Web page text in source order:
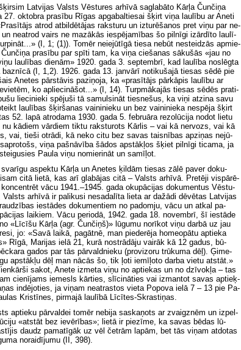
Lat­vi­jas Valsts Vēs­tu­res ar­hī­vā sa­gla­bā­to Kār­ļa Čun­či­ņa
27. ok­tob­ra pra­sī­bu Rī­gas ap­ga­bal­tie­sai šķirt vi­ņa lau­lī­bu ar Ane­ti
at­rod at­bil­dē­tā­jas rak­stu­ru un iz­tu­rē­ša­nos pret vi­ņu par ne­
un ne­at­rod vairs ne ma­zā­kās ie­spē­ja­mī­bas šo pil­nī­gi iz­ār­dī­to lau­lī­
(I, 1; (1)). To­mēr ne­ie­jū­tī­gā tie­sa ne­būt ne­stei­dzās ap­mie­
pra­sī­bu par spī­ti tam, ka vi­ņa cie­ša­nas sā­ku­šās «jau no
lau­lī­bas die­nām» 1920. ga­da 3. sep­tem­brī, kad lau­lī­ba no­slēg­ta
baz­nī­cā (I, 1,2). 1926. ga­da 13. jan­vā­rī no­ti­ku­ša­jā tie­sas sē­dē pie
Ane­tes pār­stā­vis pa­zi­ņo­ja, ka «pra­sī­tājs pār­kā­pis lau­lī­bu ar
ko ap­lie­ci­nā­šot...» (I, 14). Turp­mā­ka­jās tie­sas sē­dēs pra­ti­
lie­ci­nie­ki spē­ju­ši tā sa­mul­si­nāt ties­ne­šus, ka vi­ņi at­zi­na sa­vu
lau­lī­bas šķir­ša­nas vai­ni­nie­ku un bez vai­ni­nie­ka ne­spē­ja šķirt
52. la­pā at­ro­da­ma 1930. ga­da 5. feb­ru­āra re­zo­lū­ci­ja no­dot lie­tu
nu kā­diem vār­diem tik­tu rak­stu­rots Kār­lis – vai kā ner­vozs, vai kā
vai, tie­ši ot­rā­di, kā ne­ko ci­tu bez sa­vas tais­nī­bas ap­zi­ņas ne­jū­
vi­ņa paš­nā­vī­ba šā­dos ap­stāk­ļos šķiet pil­nī­gi ti­ca­ma, ja
Pa­ula vi­ņu no­mie­ri­nāt un sa­mī­ļot.
sva­rī­gu as­pek­tu Kār­ļa un Ane­tes ķil­dām tie­sas zā­lē pa­ver do­ku­
ci­tā lie­tā, kas arī gla­bā­jas ci­tā – Valsts ar­hī­vā. Pre­tē­ji vis­pā­rē­
vā­cu 1941.–1945. ga­da oku­pā­ci­jas do­ku­men­tus Vēs­tu­
Valsts ar­hī­vā ir pa­li­ku­si ne­sa­da­lī­ta lie­ta ar da­žā­di dē­vē­tas Lat­vi­jas
ie­stā­des do­ku­men­tiem no pa­dom­ju, vā­cu un at­kal pa­
lai­kiem. Vā­cu pe­ri­odā, 1942. ga­da 18. no­vem­brī, šī ie­stā­de
«Lī­cī­šu Kār­ļa (agr. Čun­čiņš)» lū­gu­mu no­rī­kot vi­ņu dar­bā uz jau
jo: «Sa­vā lai­kā, pa­gāt­nē, man pie­de­rē­ja ho­me­opā­tu ap­tie­ka
Rī­gā, Ma­ri­jas ie­lā 21, ku­rā no­strā­dā­ju vai­rāk kā 12 ga­dus, bū­
ga­dos par tās pār­vald­nie­ku (pro­vi­zo­ru trū­ku­ma dēļ). Ģi­me­
ap­stāk­ļu dēļ man nā­cās šo, tik ļo­ti ie­mī­ļo­to dar­ba vie­tu at­stāt.»
sa­kot, Ane­te iz­me­ta vi­ņu no ap­tie­kas un no dzī­vok­ļa – tas
cie­nī­jams ie­mesls kār­ties, slī­ci­nā­ties vai iz­man­tot sa­vas ap­tieķ­
in­dē­jo­ties, ja vi­ņam ne­at­ras­tos vie­ta Po­po­va ie­lā 7 – 13 pie Pa­
Kris­tī­nes, pir­ma­jā lau­lī­bā Lī­cī­tes-Skras­ti­ņas.
ap­tie­ku pār­val­dei to­mēr ne­bi­ja sa­ska­ņots ar zvaig­znēm un iz­pel­
«at­stāt bez ie­vē­rī­bas»; lie­tā ir pie­zī­me, ka sa­vas bē­das lū­
daudz pa­ma­tī­gāk uz vēl četr­ām la­pām, bet tās vi­ņam at­do­tas
no­rai­dī­ju­mu (II, 398).